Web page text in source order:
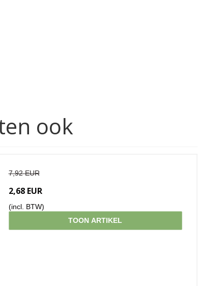
ook
7,92 EUR
2,68 EUR
(incl. BTW)
TOON ARTIKEL